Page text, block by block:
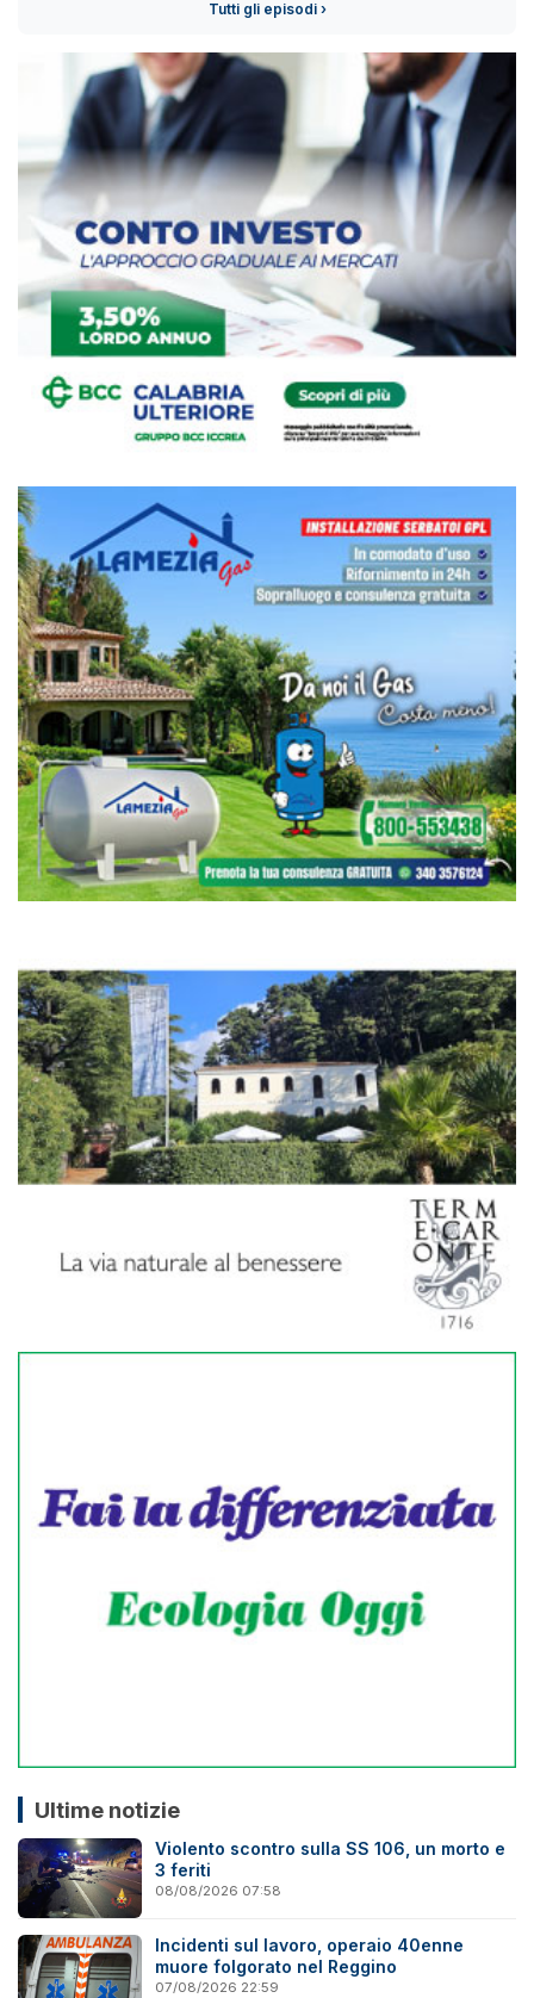
Tutti gli episodi ›
Ultime notizie
Violento scontro sulla SS 106, un morto e
3 feriti
08/08/2026 07:58
Incidenti sul lavoro, operaio 40enne
muore folgorato nel Reggino
07/08/2026 22:59